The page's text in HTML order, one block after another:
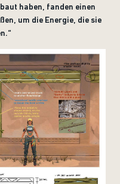
haben, fanden einen
um die Energie, die sie